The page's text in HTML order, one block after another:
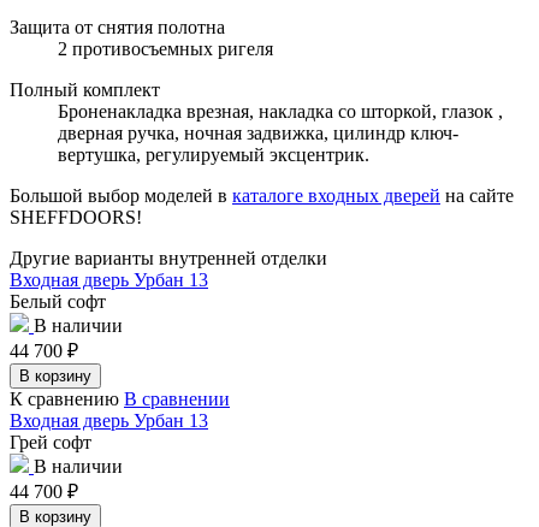
Защита от снятия полотна
2 противосъемных ригеля
Полный комплект
Броненакладка врезная, накладка со шторкой, глазок ,
дверная ручка, ночная задвижка, цилиндр ключ-
вертушка, регулируемый эксцентрик.
Большой выбор моделей в каталоге входных дверей на сайте
SHEFFDOORS!
Другие варианты внутренней отделки
Входная дверь Урбан 13
Белый софт
В наличии
44 700 ₽
В корзину
К сравнению В сравнении
Входная дверь Урбан 13
Грей софт
В наличии
44 700 ₽
В корзину